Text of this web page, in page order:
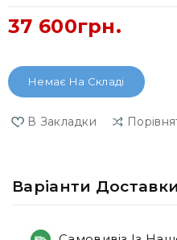
37 600грн.
Немає На Складі
В Закладки
Варiанти Доставки